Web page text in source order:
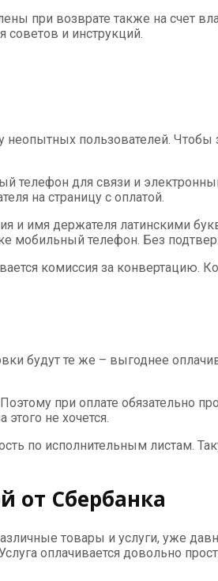
при возврате также на счет
советов и инструкций.
пользователей. Чтобы
для связи и
на страницу с оплатой.
имя держателя латинскими
мобильный телефон. Без
комиссия за конвертацию.
будут те же – выгоднее
при оплате обязательно
не хочется.
по исполнительным листам.
от Сбербанка
товары и услуги, уже
оплачивается довольно